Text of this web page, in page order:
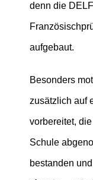
denn die
aufgebaut.
Besonders
zusätzlich auf
vorbereitet,
Schule
bestanden